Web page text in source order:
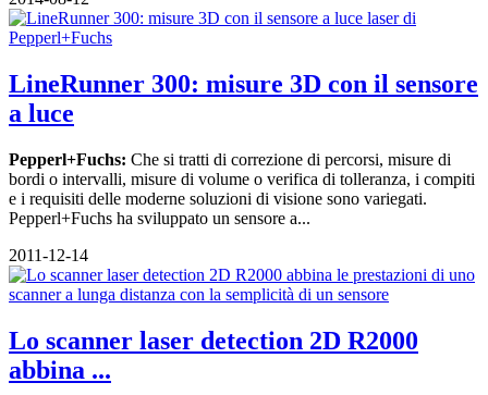
LineRunner 300: misure 3D con il sensore
a luce
Pepperl+Fuchs: Che si tratti di correzione di percorsi, misure di
bordi o intervalli, misure di volume o verifica di tolleranza, i compiti
e i requisiti delle moderne soluzioni di visione sono variegati.
Pepperl+Fuchs ha sviluppato un sensore a...
2011-12-14
Lo scanner laser detection 2D R2000
abbina ...